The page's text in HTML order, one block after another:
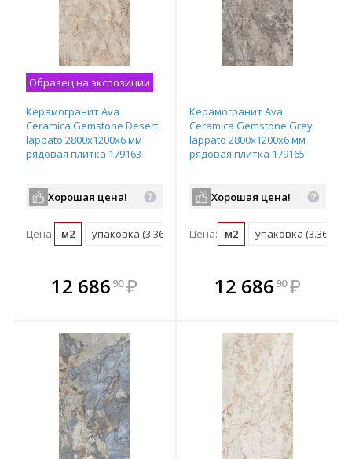
Образец на экспозиции
Керамогранит Ava
Ceramica Gemstone Desert
lappato 2800х1200х6 мм
рядовая плитка 179163
Хорошая цена!
Цена: м2 упаковка (3.36 м2)
12 686 90 ₽
В комплекте
всегда выгоднее!
Керамогранит Ava
Ceramica Gemstone Grey
lappato 2800х1200х6 мм
рядовая плитка 179165
Хорошая цена!
Цена: м2 упаковка (3.36 м2)
В комплекте
всегда выгоднее!
12 686 90 ₽